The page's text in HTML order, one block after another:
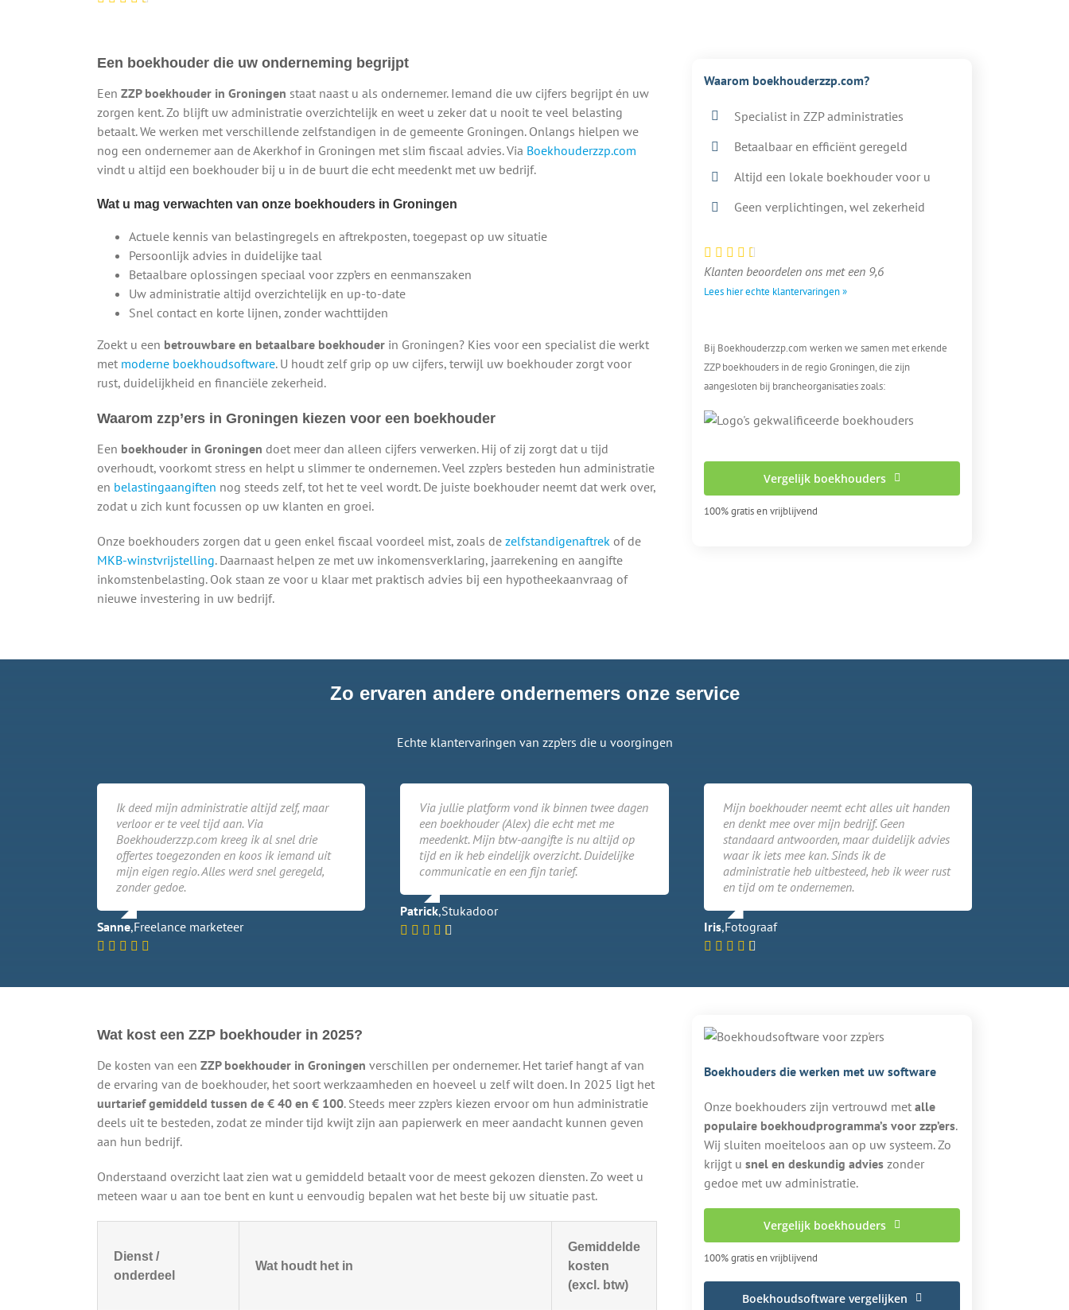
Een boekhouder die uw onderneming begrijpt
Een ZZP boekhouder in Groningen staat naast u als ondernemer. Iemand die uw cijfers begrijpt én uw
zorgen kent. Zo blijft uw administratie overzichtelijk en weet u zeker dat u nooit te veel belasting
betaalt. We werken met verschillende zelfstandigen in de gemeente Groningen. Onlangs hielpen we
nog een ondernemer aan de Akerkhof in Groningen met slim fiscaal advies. Via Boekhouderzzp.com
vindt u altijd een boekhouder bij u in de buurt die echt meedenkt met uw bedrijf.
Wat u mag verwachten van onze boekhouders in Groningen
Actuele kennis van belastingregels en aftrekposten, toegepast op uw situatie
Persoonlijk advies in duidelijke taal
Betaalbare oplossingen speciaal voor zzp’ers en eenmanszaken
Uw administratie altijd overzichtelijk en up-to-date
Snel contact en korte lijnen, zonder wachttijden
Zoekt u een betrouwbare en betaalbare boekhouder in Groningen? Kies voor een specialist die werkt
met moderne boekhoudsoftware. U houdt zelf grip op uw cijfers, terwijl uw boekhouder zorgt voor
rust, duidelijkheid en financiële zekerheid.
Waarom zzp’ers in Groningen kiezen voor een boekhouder
Een boekhouder in Groningen doet meer dan alleen cijfers verwerken. Hij of zij zorgt dat u tijd
overhoudt, voorkomt stress en helpt u slimmer te ondernemen. Veel zzp’ers besteden hun administratie
en belastingaangiften nog steeds zelf, tot het te veel wordt. De juiste boekhouder neemt dat werk over,
zodat u zich kunt focussen op uw klanten en groei.
Onze boekhouders zorgen dat u geen enkel fiscaal voordeel mist, zoals de zelfstandigenaftrek of de
MKB-winstvrijstelling. Daarnaast helpen ze met uw inkomensverklaring, jaarrekening en aangifte
inkomstenbelasting. Ook staan ze voor u klaar met praktisch advies bij een hypotheekaanvraag of
nieuwe investering in uw bedrijf.
Waarom boekhouderzzp.com?
Specialist in ZZP administraties
Betaalbaar en efficiënt geregeld
Altijd een lokale boekhouder voor u
Geen verplichtingen, wel zekerheid
Klanten beoordelen ons met een 9,6
Lees hier echte klantervaringen »
Bij Boekhouderzzp.com werken we samen met erkende
ZZP boekhouders in de regio Groningen, die zijn
aangesloten bij brancheorganisaties zoals:
Vergelijk boekhouders
100% gratis en vrijblijvend
Zo ervaren andere ondernemers onze service
Echte klantervaringen van zzp’ers die u voorgingen
Ik deed mijn administratie altijd zelf, maar
verloor er te veel tijd aan. Via
Boekhouderzzp.com kreeg ik al snel drie
offertes toegezonden en koos ik iemand uit
mijn eigen regio. Alles werd snel geregeld,
zonder gedoe.
Sanne,Freelance marketeer
Via jullie platform vond ik binnen twee dagen
een boekhouder (Alex) die echt met me
meedenkt. Mijn btw-aangifte is nu altijd op
tijd en ik heb eindelijk overzicht. Duidelijke
communicatie en een fijn tarief.
Patrick,Stukadoor
Mijn boekhouder neemt echt alles uit handen
en denkt mee over mijn bedrijf. Geen
standaard antwoorden, maar duidelijk advies
waar ik iets mee kan. Sinds ik de
administratie heb uitbesteed, heb ik weer rust
en tijd om te ondernemen.
Iris,Fotograaf
Wat kost een ZZP boekhouder in 2025?
De kosten van een ZZP boekhouder in Groningen verschillen per ondernemer. Het tarief hangt af van
de ervaring van de boekhouder, het soort werkzaamheden en hoeveel u zelf wilt doen. In 2025 ligt het
uurtarief gemiddeld tussen de € 40 en € 100. Steeds meer zzp’ers kiezen ervoor om hun administratie
deels uit te besteden, zodat ze minder tijd kwijt zijn aan papierwerk en meer aandacht kunnen geven
aan hun bedrijf.
Onderstaand overzicht laat zien wat u gemiddeld betaalt voor de meest gekozen diensten. Zo weet u
meteen waar u aan toe bent en kunt u eenvoudig bepalen wat het beste bij uw situatie past.
Dienst /
onderdeel
Wat houdt het in
Gemiddelde
kosten
(excl. btw)
Boekhouders die werken met uw software
Onze boekhouders zijn vertrouwd met alle
populaire boekhoudprogramma’s voor zzp’ers.
Wij sluiten moeiteloos aan op uw systeem. Zo
krijgt u snel en deskundig advies zonder
gedoe met uw administratie.
Vergelijk boekhouders
100% gratis en vrijblijvend
Boekhoudsoftware vergelijken